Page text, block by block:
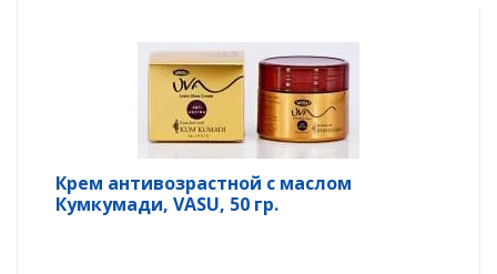
Крем антивозрастной с маслом
Кумкумади, VASU, 50 гр.